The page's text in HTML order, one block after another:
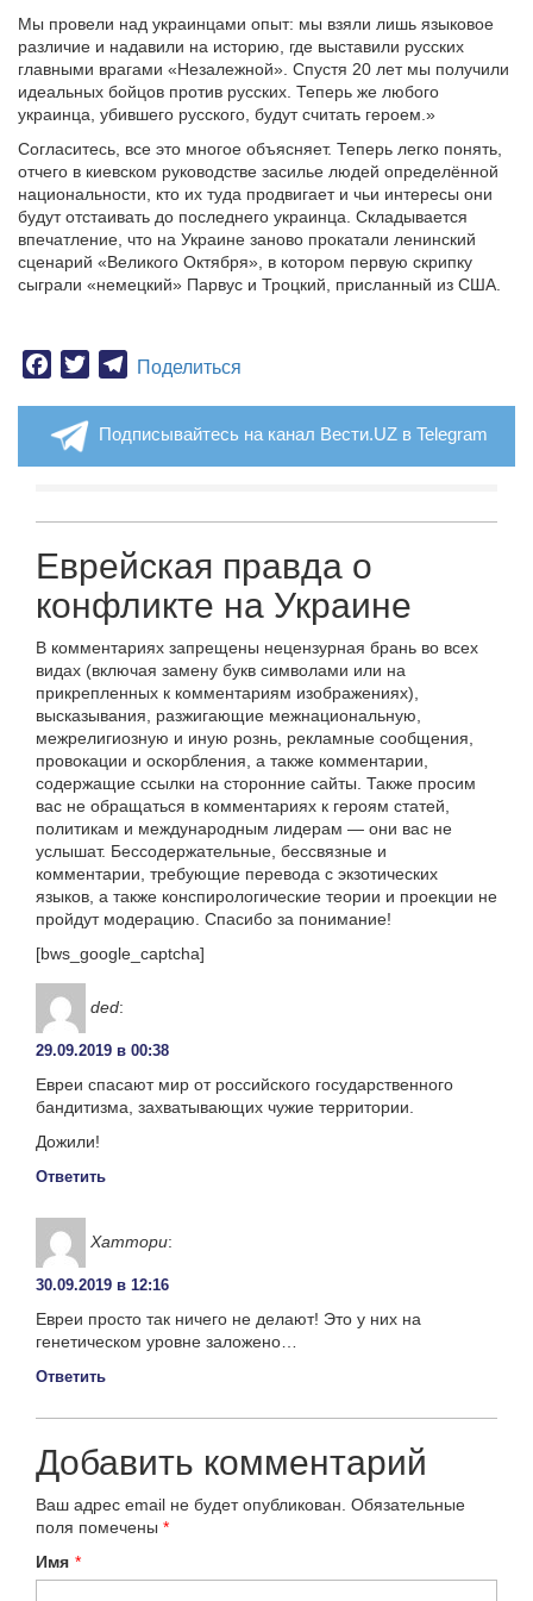
Мы провели над украинцами опыт: мы взяли лишь языковое
различие и надавили на историю, где выставили русских
главными врагами «Незалежной». Спустя 20 лет мы получили
идеальных бойцов против русских. Теперь же любого
украинца, убившего русского, будут считать героем.»
Согласитесь, все это многое объясняет. Теперь легко понять,
отчего в киевском руководстве засилье людей определённой
национальности, кто их туда продвигает и чьи интересы они
будут отстаивать до последнего украинца. Складывается
впечатление, что на Украине заново прокатали ленинский
сценарий «Великого Октября», в котором первую скрипку
сыграли «немецкий» Парвус и Троцкий, присланный из США.
Facebook
TwitterTelegram
Поделиться
Подписывайтесь на канал Вести.UZ в Telegram
Еврейская правда о
конфликте на Украине
В комментариях запрещены нецензурная брань во всех
видах (включая замену букв символами или на
прикрепленных к комментариям изображениях),
высказывания, разжигающие межнациональную,
межрелигиозную и иную рознь, рекламные сообщения,
провокации и оскорбления, а также комментарии,
содержащие ссылки на сторонние сайты. Также просим
вас не обращаться в комментариях к героям статей,
политикам и международным лидерам — они вас не
услышат. Бессодержательные, бессвязные и
комментарии, требующие перевода с экзотических
языков, а также конспирологические теории и проекции не
пройдут модерацию. Спасибо за понимание!
[bws_google_captcha]
ded:
29.09.2019 в 00:38
Евреи спасают мир от российского государственного
бандитизма, захватывающих чужие территории.
Дожили!
Ответить
Хаттори:
30.09.2019 в 12:16
Евреи просто так ничего не делают! Это у них на
генетическом уровне заложено…
Ответить
Добавить комментарий
Ваш адрес email не будет опубликован. Обязательные
поля помечены *
Имя *